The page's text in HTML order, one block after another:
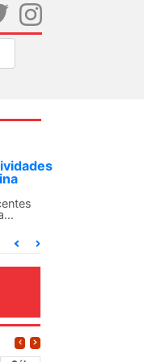
de
em
e o